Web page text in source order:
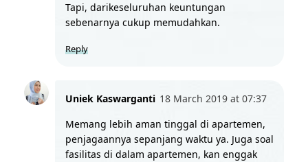
Tapi, darikeseluruhan keuntungan
sebenarnya cukup memudahkan.
Reply
Uniek Kaswarganti 18 March 2019 at 07:37
Memang lebih aman tinggal di apartemen,
penjagaannya sepanjang waktu ya. Juga soal
fasilitas di dalam apartemen, kan enggak